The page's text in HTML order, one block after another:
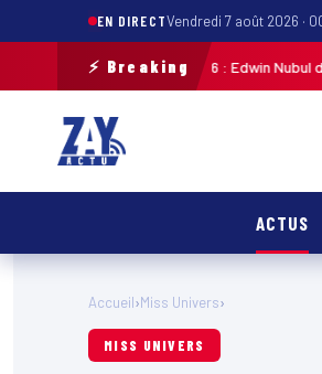
EN DIRECTVendredi 7 août 2026 ·
⚡ Breaking
de Guadeloupe 2026 : Edwin Nubul décroche
ACTUS
Accueil›Miss Univers›
MISS UNIVERS